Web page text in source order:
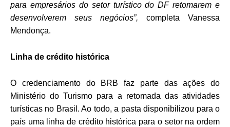
para empresários do setor turístico do DF retomarem e
desenvolverem seus negócios”, completa Vanessa
Mendonça.
Linha de crédito histórica
O credenciamento do BRB faz parte das ações do
Ministério do Turismo para a retomada das atividades
turísticas no Brasil. Ao todo, a pasta disponibilizou para o
país uma linha de crédito histórica para o setor na ordem